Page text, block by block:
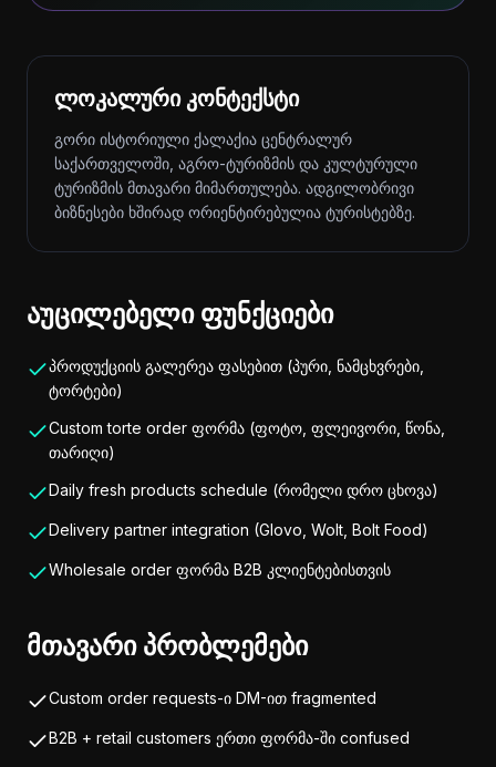
ლოკალური კონტექსტი
გორი ისტორიული ქალაქია ცენტრალურ
საქართველოში, აგრო-ტურიზმის და კულტურული
ტურიზმის მთავარი მიმართულება. ადგილობრივი
ბიზნესები ხშირად ორიენტირებულია ტურისტებზე.
აუცილებელი ფუნქციები
პროდუქციის გალერეა ფასებით (პური, ნამცხვრები,
ტორტები)
Custom torte order ფორმა (ფოტო, ფლეივორი, წონა,
თარიღი)
Daily fresh products schedule (რომელი დრო ცხოვა)
Delivery partner integration (Glovo, Wolt, Bolt Food)
Wholesale order ფორმა B2B კლიენტებისთვის
მთავარი პრობლემები
Custom order requests-ი DM-ით fragmented
B2B + retail customers ერთი ფორმა-ში confused